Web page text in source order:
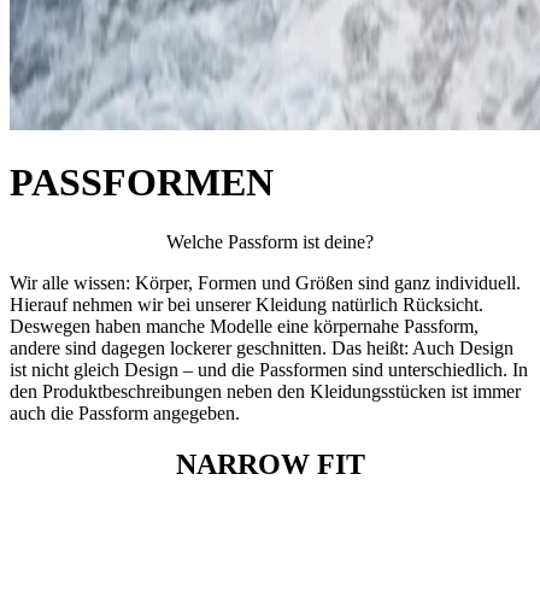
PASSFORMEN
Welche Passform ist deine?
Wir alle wissen: Körper, Formen und Größen sind ganz individuell.
Hierauf nehmen wir bei unserer Kleidung natürlich Rücksicht.
Deswegen haben manche Modelle eine körpernahe Passform,
andere sind dagegen lockerer geschnitten. Das heißt: Auch Design
ist nicht gleich Design – und die Passformen sind unterschiedlich. In
den Produktbeschreibungen neben den Kleidungsstücken ist immer
auch die Passform angegeben.
NARROW FIT